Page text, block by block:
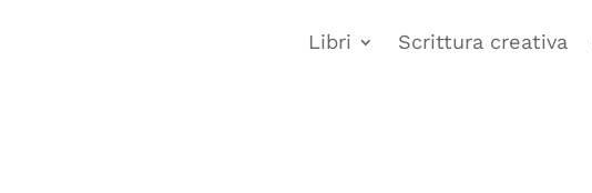
Libri Scrittura creativa